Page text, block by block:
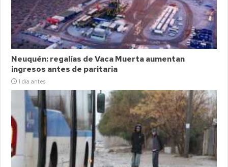
Neuquén: regalías de Vaca Muerta aumentan
ingresos antes de paritaria
1 día antes